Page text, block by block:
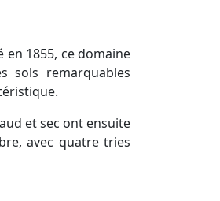
en 1855, ce domaine
sols remarquables
et sec ont ensuite
avec quatre tries